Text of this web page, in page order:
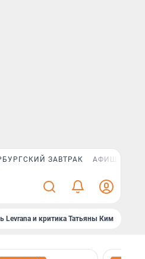
ЗАВТРАК АФИША PLUS
Levrana и критика Татьяны Ким